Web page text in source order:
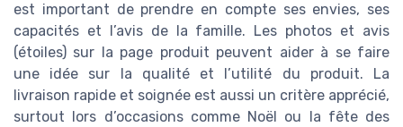
est important de prendre en compte ses envies, ses
capacités et l’avis de la famille. Les photos et avis
(étoiles) sur la page produit peuvent aider à se faire
une idée sur la qualité et l’utilité du produit. La
livraison rapide et soignée est aussi un critère apprécié,
surtout lors d’occasions comme Noël ou la fête des